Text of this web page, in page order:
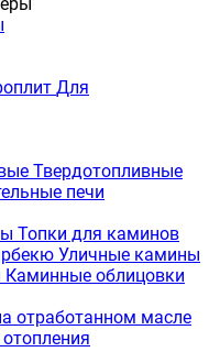
Для
Твердотопливные
печи
Топки для каминов
Уличные камины
Каминные облицовки
отработанном масле